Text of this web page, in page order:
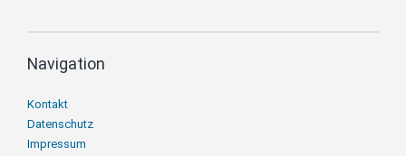
Navigation
Navigation
überspringen
Kontakt
Datenschutz
Impressum